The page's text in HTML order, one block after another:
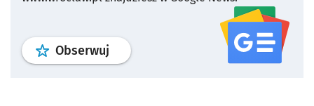
Obserwuj profil serwisu